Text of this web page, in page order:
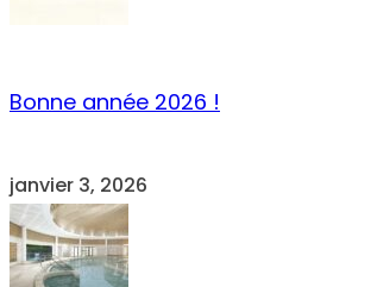
Bonne année 2026 !
janvier 3, 2026